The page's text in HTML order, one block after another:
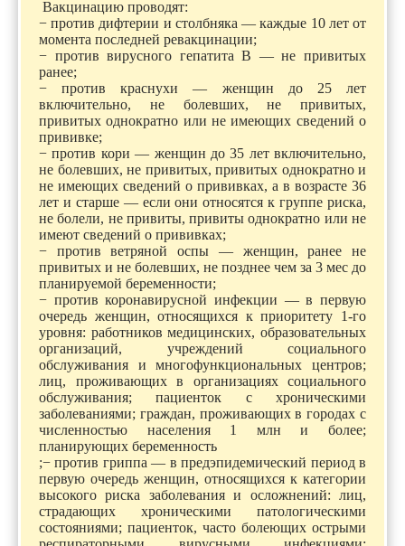
Вакцинацию проводят:
− против дифтерии и столбняка — каждые 10 лет от
момента последней ревакцинации;
− против вирусного гепатита B — не привитых
ранее;
− против краснухи — женщин до 25 лет
включительно, не болевших, не привитых,
привитых однократно или не имеющих сведений о
прививке;
− против кори — женщин до 35 лет включительно,
не болевших, не привитых, привитых однократно и
не имеющих сведений о прививках, а в возрасте 36
лет и старше — если они относятся к группе риска,
не болели, не привиты, привиты однократно или не
имеют сведений о прививках;
− против ветряной оспы — женщин, ранее не
привитых и не болевших, не позднее чем за 3 мес до
планируемой беременности;
− против коронавирусной инфекции — в первую
очередь женщин, относящихся к приоритету 1-го
уровня: работников медицинских, образовательных
организаций, учреждений социального
обслуживания и многофункциональных центров;
лиц, проживающих в организациях социального
обслуживания; пациенток с хроническими
заболеваниями; граждан, проживающих в городах с
численностью населения 1 млн и более;
планирующих беременность
;− против гриппа — в предэпидемический период в
первую очередь женщин, относящихся к категории
высокого риска заболевания и осложнений: лиц,
страдающих хроническими патологическими
состояниями; пациенток, часто болеющих острыми